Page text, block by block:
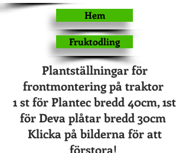
Hem
Fruktodling
Plantställningar för
frontmontering på traktor
1 st för Plantec bredd 40cm, 1st
för Deva plåtar bredd 30cm
Klicka på bilderna för att
förstora!